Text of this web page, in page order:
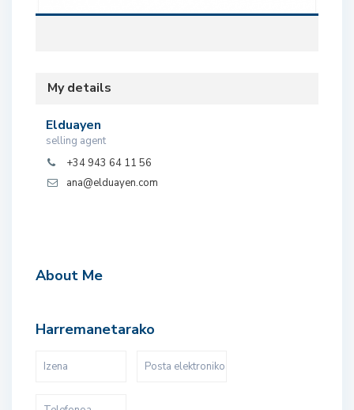
My details
Elduayen
selling agent
+34 943 64 11 56
ana@elduayen.com
About Me
Harremanetarako